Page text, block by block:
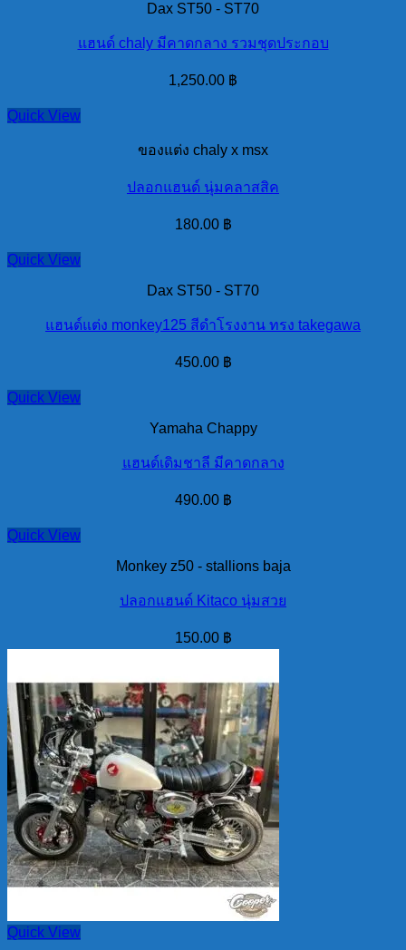
Dax ST50 - ST70
แฮนด์ chaly มีคาดกลาง รวมชุดประกอบ
1,250.00 ฿
Quick View
ของแต่ง chaly x msx
ปลอกแฮนด์ นุ่มคลาสสิค
180.00 ฿
Quick View
Dax ST50 - ST70
แฮนด์แต่ง monkey125 สีดำโรงงาน ทรง takegawa
450.00 ฿
Quick View
Yamaha Chappy
แฮนด์เดิมชาลี มีคาดกลาง
490.00 ฿
Quick View
Monkey z50 - stallions baja
ปลอกแฮนด์ Kitaco นุ่มสวย
150.00 ฿
Quick View